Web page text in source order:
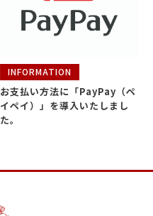
INFORMATION
お支払い方法に「PayPay（ペ
イペイ）」を導入いたしまし
た。